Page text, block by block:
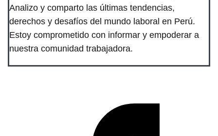
Analizo y comparto las últimas tendencias,
derechos y desafíos del mundo laboral en Perú.
Estoy comprometido con informar y empoderar a
nuestra comunidad trabajadora.